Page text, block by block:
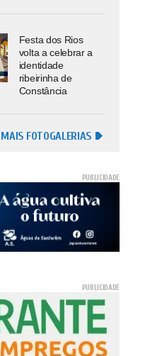
Festa dos Rios
volta a celebrar a
identidade
ribeirinha de
Constância
MAIS FOTOGALERIAS